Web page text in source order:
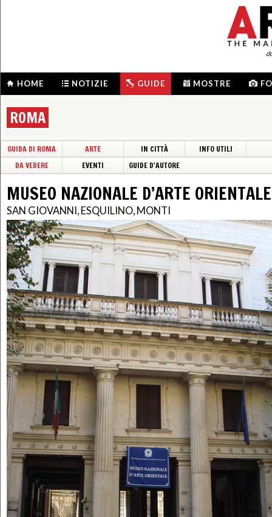
HOME NOTIZIE GUIDE MOSTRE
ROMA
GUIDA DI ROMA ARTE IN CITTÀ
INFO UTILI
DA VEDERE
EVENTI GUIDE D'AUTORE
MUSEO NAZIONALE D’ARTE
SAN GIOVANNI, ESQUILINO, MONTI